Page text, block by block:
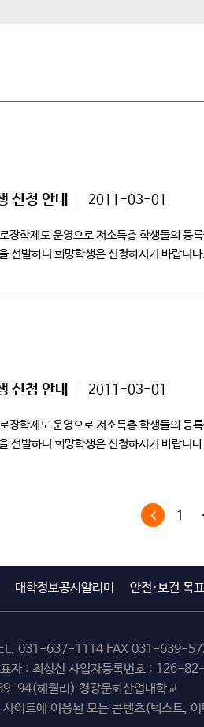
신청 안내 2011-03-01
학제도 운영으로 저소득층 학생들의 등
발하니 희망학생은 신청하시기 바랍니
신청 안내 2011-03-01
학제도 운영으로 저소득층 학생들의 등
발하니 희망학생은 신청하시기 바랍니
1
대학정보공시알리미 안전·보건 목
031-637-1114 FAX 031-639-
자 : 최성신 사업자등록번호 : 126-
94(해월리) 청강문화산업대학교
사이트에 이용된 모든 콘텐츠(텍스트,